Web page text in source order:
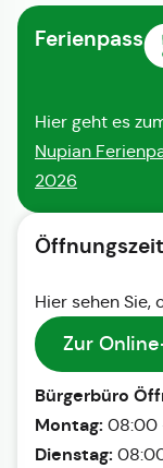
Ferienpass
Hier geht es
Nupian
2026
Hier sehen Sie,
Zur
Bürgerbüro
Montag: 08:00
Dienstag: